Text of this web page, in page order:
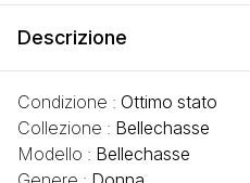
Descrizione
Condizione : Ottimo stato
Collezione : Bellechasse
Modello : Bellechasse